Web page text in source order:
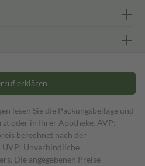
erklären
lesen Sie die Packungsbeilage und
oder in Ihrer Apotheke. AVP:
berechnet nach der
Unverbindliche
Die angegebenen Preise